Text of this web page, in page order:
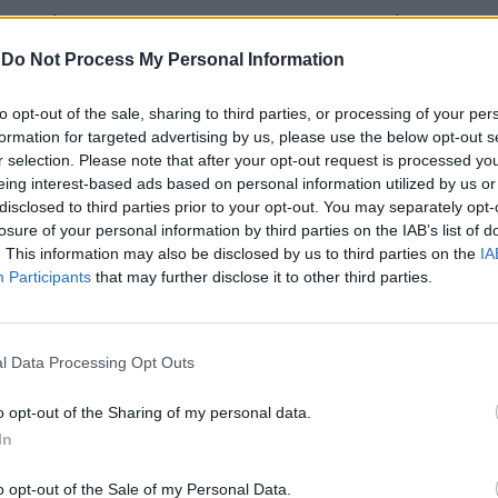
Do Not Process My Personal Information
opt-out of the sale, sharing to third parties, or processing of your
for targeted advertising by us, please use the below opt-out
selection. Please note that after your opt-out request is processed
interest-based ads based on personal information utilized by us
to third parties prior to your opt-out. You may separately
of your personal information by third parties on the IAB’s list of
This information may also be disclosed by us to third parties on the
Participants that may further disclose it to other third parties.
Data Processing Opt Outs
opt-out of the Sharing of my personal data.
opt-out of the Sale of my Personal Data.
três caçadeiras e um machado, para além de
ao Tribunal Judicial de Elvas.
e denunciar é uma responsabilidade